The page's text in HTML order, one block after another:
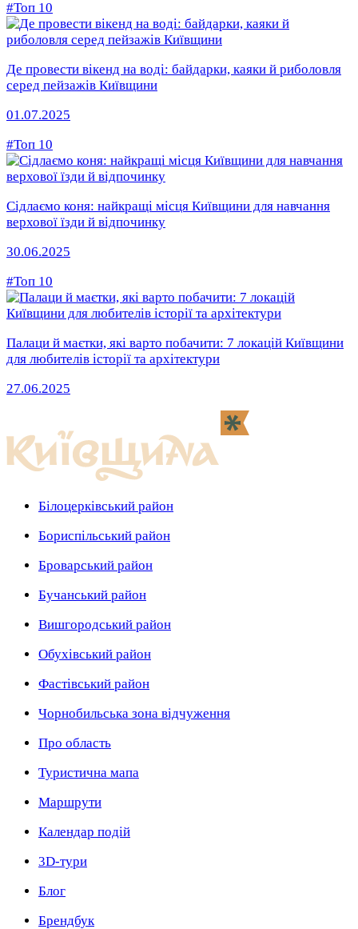
#Топ 10
Де провести вікенд на воді: байдарки, каяки й риболовля
серед пейзажів Київщини
01.07.2025
#Топ 10
Сідлаємо коня: найкращі місця Київщини для навчання
верхової їзди й відпочинку
30.06.2025
#Топ 10
Палаци й маєтки, які варто побачити: 7 локацій Київщини
для любителів історії та архітектури
27.06.2025
Білоцерківський район
Бориспільський район
Броварський район
Бучанський район
Вишгородський район
Обухівський район
Фастівський район
Чорнобильська зона відчуження
Про область
Туристична мапа
Маршрути
Календар подій
3D-тури
Блог
Брендбук